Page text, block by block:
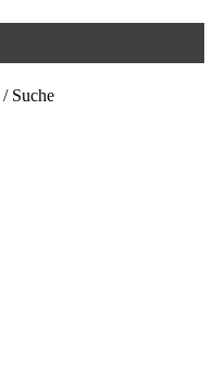
/ Suche